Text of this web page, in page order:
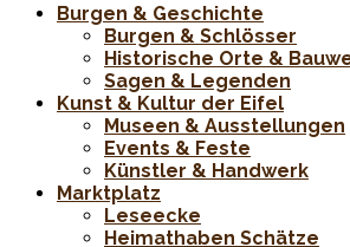
Burgen & Geschichte
Burgen & Schlösser
Historische Orte &
Sagen & Legenden
Kunst & Kultur der Eifel
Museen & Ausstellungen
Events & Feste
Künstler & Handwerk
Marktplatz
Leseecke
Heimathaben Schätze